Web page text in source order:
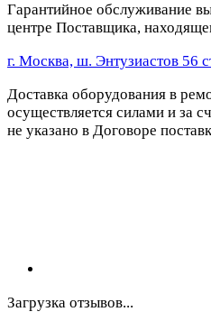
Гарантийное обслуживание
центре Поставщика,
г. Москва, ш. Энтузиастов 56
Доставка оборудования в
осуществляется силами и за
не указано в Договоре
Загрузка отзывов...